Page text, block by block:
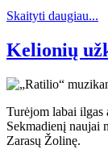
Skaityti daugiau...
Kelionių
Turėjom labai ilgas
Sekmadienį naujai
Zarasų Žolinę.